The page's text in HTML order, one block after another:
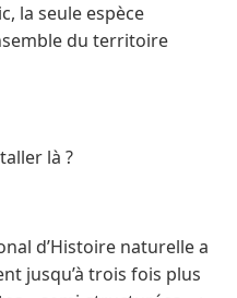
la seule espèce
du territoire
là ?
d’Histoire naturelle a
jusqu’à trois fois plus